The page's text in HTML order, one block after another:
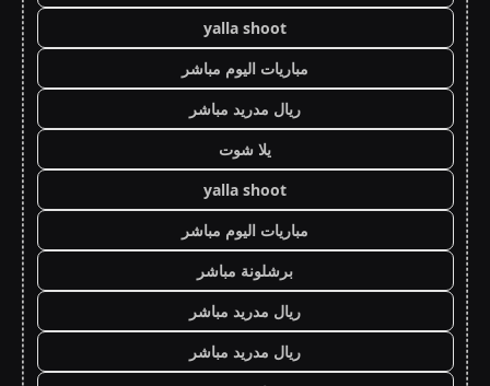
yalla shoot
مباريات اليوم مباشر
ريال مدريد مباشر
يلا شوت
yalla shoot
مباريات اليوم مباشر
برشلونة مباشر
ريال مدريد مباشر
ريال مدريد مباشر